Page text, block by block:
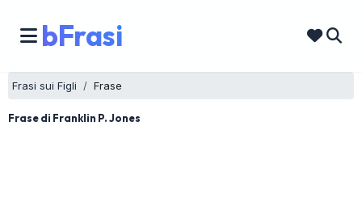
bFrasi
Frasi sui Figli Frase
Frase di Franklin P. Jones